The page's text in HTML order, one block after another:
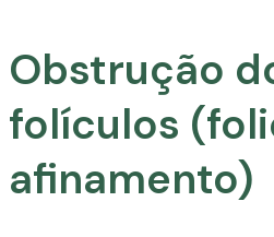
Obstrução
folículos
afinamento)